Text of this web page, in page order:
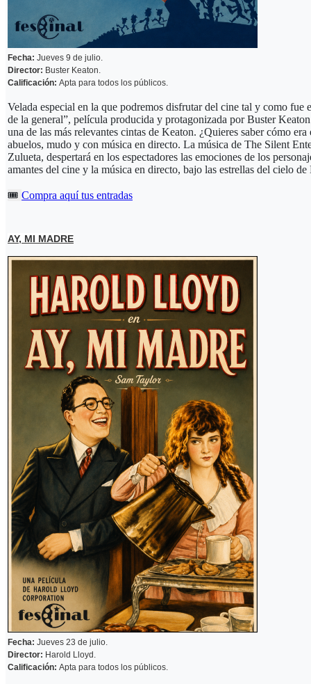
Fecha: Jueves 9 de julio.
Director: Buster Keaton.
Calificación: Apta para todos los públicos.
Velada especial en la que podremos disfrutar del cine tal y como
de la general”, película producida y protagonizada por Buster
una de las más relevantes cintas de Keaton. ¿Quieres saber cómo
abuelos, mudo y con música en directo. La música de The Silent
Zulueta, despertará en los espectadores las emociones de los
amantes del cine y la música en directo, bajo las estrellas del cielo
🎟️ Compra aquí tus entradas
AY, MI MADRE
Fecha: Jueves 23 de julio.
Director: Harold Lloyd.
Calificación: Apta para todos los públicos.